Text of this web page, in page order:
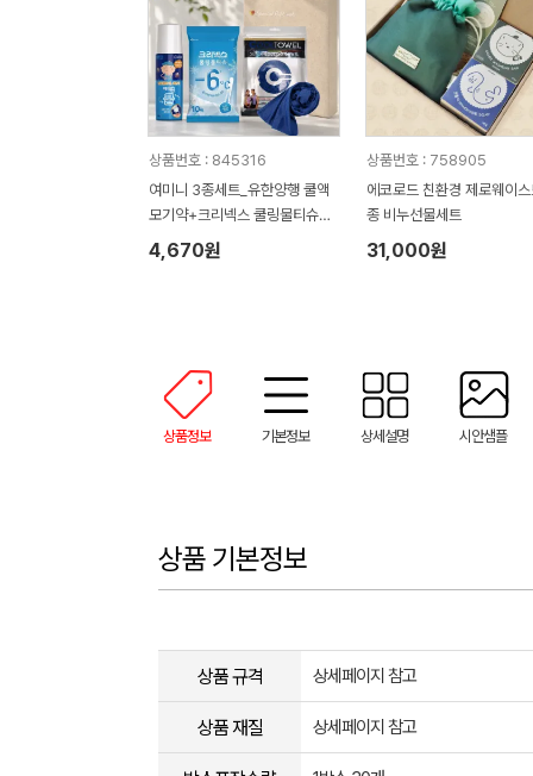
상품번호 : 845316
여미니 3종세트_유한양행 쿨액
모기약+크리넥스 쿨링물티슈
+아이스 쿨타올 쿨수건(기프트
박스)
4,670원
상품번호 : 758905
에코로드 친환경 제로웨이
종 비누선물세트
31,000원
상품정보 기본정보 상세설명 시안샘플
상품 기본정보
상품 규격 상세페이지 참고
상품 재질 상세페이지 참고